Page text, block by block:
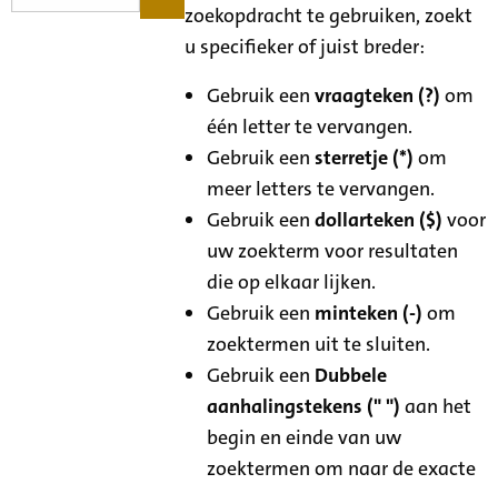
zoekopdracht te gebruiken, zoekt
u specifieker of juist breder:
Gebruik eenvraagteken (?) om
één letter te vervangen.
Gebruik eensterretje (*) om
meer letters te vervangen.
Gebruik eendollarteken ($) voor
uw zoekterm voor resultaten
die op elkaar lijken.
Gebruik een minteken (-) om
zoektermen uit te sluiten.
Gebruik een Dubbele
aanhalingstekens (" ") aan het
begin en einde van uw
zoektermen om naar de exacte